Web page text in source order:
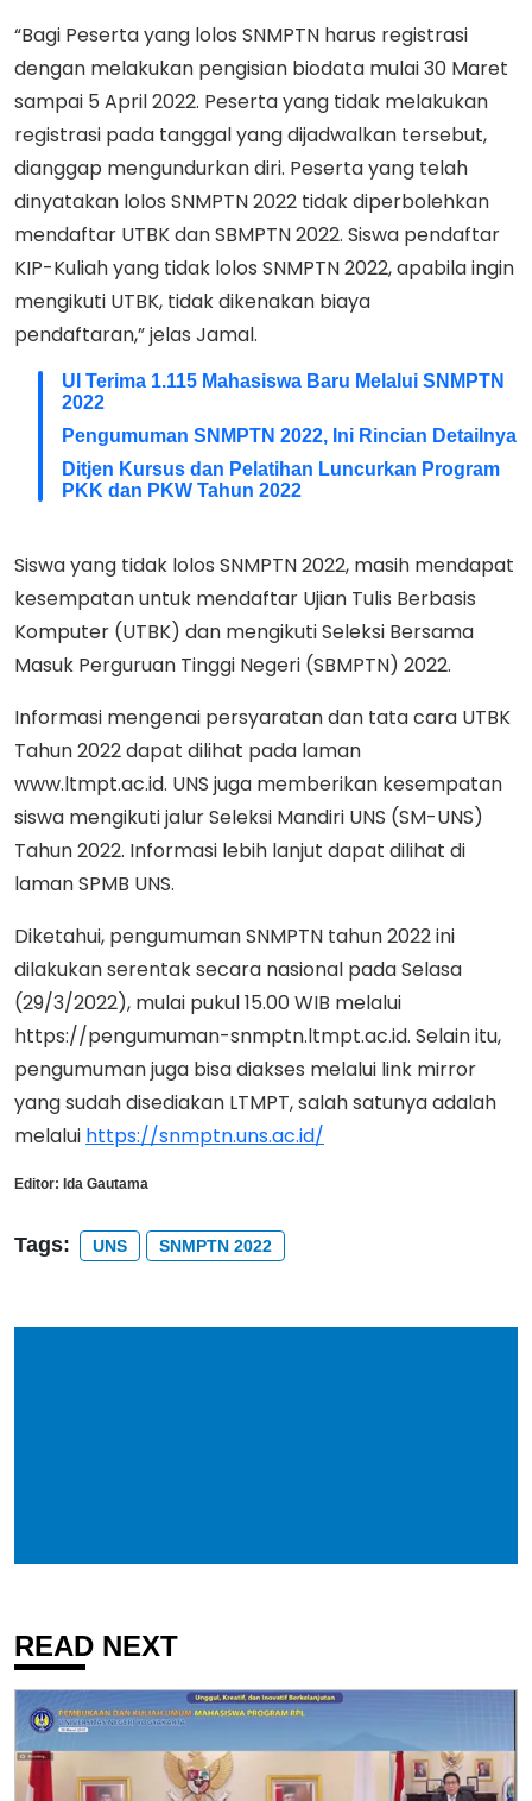
“Bagi Peserta yang lolos SNMPTN harus registrasi
dengan melakukan pengisian biodata mulai 30 Maret
sampai 5 April 2022. Peserta yang tidak melakukan
registrasi pada tanggal yang dijadwalkan tersebut,
dianggap mengundurkan diri. Peserta yang telah
dinyatakan lolos SNMPTN 2022 tidak diperbolehkan
mendaftar UTBK dan SBMPTN 2022. Siswa pendaftar
KIP-Kuliah yang tidak lolos SNMPTN 2022, apabila ingin
mengikuti UTBK, tidak dikenakan biaya
pendaftaran,” jelas Jamal.
UI Terima 1.115 Mahasiswa Baru Melalui SNMPTN
2022
Pengumuman SNMPTN 2022, Ini Rincian Detailnya
Ditjen Kursus dan Pelatihan Luncurkan Program
PKK dan PKW Tahun 2022
Siswa yang tidak lolos SNMPTN 2022, masih mendapat
kesempatan untuk mendaftar Ujian Tulis Berbasis
Komputer (UTBK) dan mengikuti Seleksi Bersama
Masuk Perguruan Tinggi Negeri (SBMPTN) 2022.
Informasi mengenai persyaratan dan tata cara UTBK
Tahun 2022 dapat dilihat pada laman
www.ltmpt.ac.id. UNS juga memberikan kesempatan
siswa mengikuti jalur Seleksi Mandiri UNS (SM-UNS)
Tahun 2022. Informasi lebih lanjut dapat dilihat di
laman SPMB UNS.
Diketahui, pengumuman SNMPTN tahun 2022 ini
dilakukan serentak secara nasional pada Selasa
(29/3/2022), mulai pukul 15.00 WIB melalui
https://pengumuman-snmptn.ltmpt.ac.id. Selain itu,
pengumuman juga bisa diakses melalui link mirror
yang sudah disediakan LTMPT, salah satunya adalah
melalui https://snmptn.uns.ac.id/
Editor: Ida Gautama
Tags: UNS SNMPTN 2022
READ NEXT